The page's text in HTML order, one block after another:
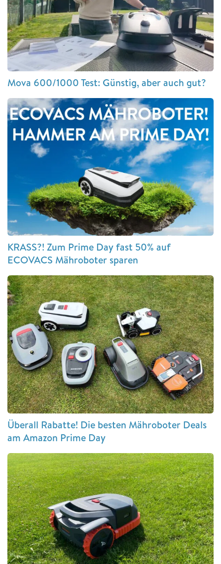
Mova 600/1000 Test: Günstig, aber auch gut?
KRASS?! Zum Prime Day fast 50% auf
ECOVACS Mähroboter sparen
Überall Rabatte! Die besten Mähroboter Deals
am Amazon Prime Day